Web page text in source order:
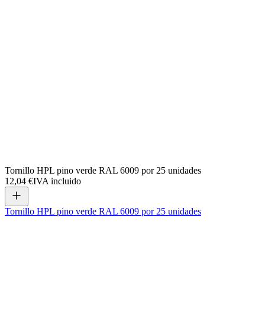
Tornillo HPL pino verde RAL 6009 por 25 unidades
12,04 €IVA incluido
Tornillo HPL pino verde RAL 6009 por 25 unidades